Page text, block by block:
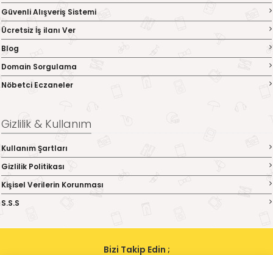
Güvenli Alışveriş Sistemi
Ücretsiz İş ilanı Ver
Blog
Domain Sorgulama
Nöbetci Eczaneler
Gizlilik & Kullanım
Kullanım Şartları
Gizlilik Politikası
Kişisel Verilerin Korunması
S.S.S
Bizi Takip Edin ;